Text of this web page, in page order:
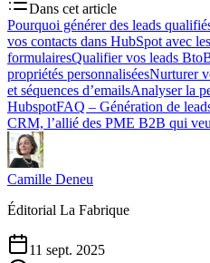
Dans cet article
Pourquoi générer des leads
vos contacts dans HubSpot avec
formulairesQualifier vos leads
propriétés personnaliséesNurturer
et séquences d’emailsAnalyser la
HubspotFAQ – Génération de
CRM, l’allié des PME B2B qui
Camille Deneu
Éditorial La Fabrique
11 sept. 2025